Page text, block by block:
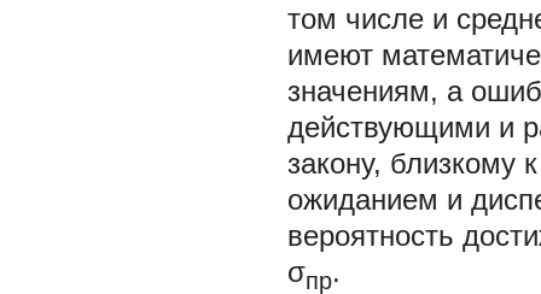
том числе и
имеют
значениям, а
действующими и
закону, близкому
ожиданием и
вероятность
σпр.